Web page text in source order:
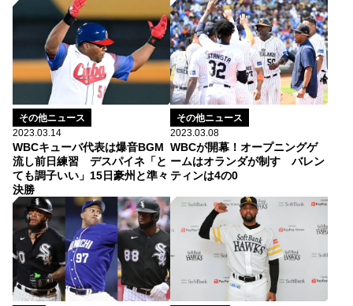
その他ニュース
2023.03.14
WBCキューバ代表は爆音BGM
流し前日練習 デスパイネ「と
ても調子いい」15日豪州と準々
決勝
その他ニュース
2023.03.08
WBCが開幕！オープニングゲ
ームはオランダが制す バレン
ティンは4の0